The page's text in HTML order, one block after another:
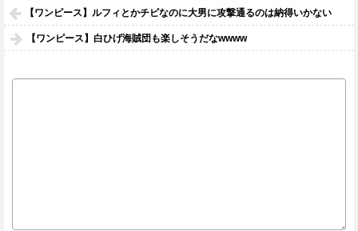
【ワンピース】ルフィとかチビなのに大男に攻撃通るのは納得いかない
【ワンピース】白ひげ海賊団も楽しそうだなwwww